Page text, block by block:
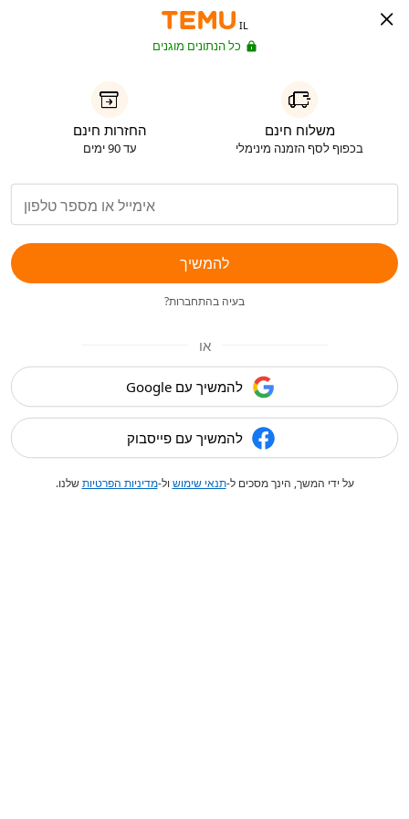
IL
כל הנתונים מוגנים
משלוח חינם
בכפוף לסף הזמנה מינימלי
החזרות חינם
עד 90 ימים
להמשיך
בעיה בהתחברות?
או
להמשיך עם Google
להמשיך עם פייסבוק
על ידי המשך, הינך מסכים ל-תנאי שימוש ול-מדיניות הפרטיותשלנו.